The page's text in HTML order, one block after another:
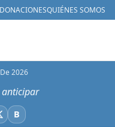
DONACIONESQUIÉNES SOMOS
2026
BBluesky